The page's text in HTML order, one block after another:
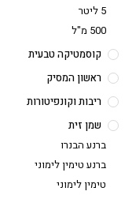
5 ליטר
500 מ"ל
קוסמטיקה טבעית
ראשון המסיק
ריבות וקונפיטורות
שמן זית
ברנע הבנרו
ברנע טימין לימוני
טימין לימוני